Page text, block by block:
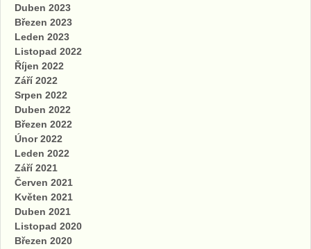
Duben 2023
Březen 2023
Leden 2023
Listopad 2022
Říjen 2022
Září 2022
Srpen 2022
Duben 2022
Březen 2022
Únor 2022
Leden 2022
Září 2021
Červen 2021
Květen 2021
Duben 2021
Listopad 2020
Březen 2020